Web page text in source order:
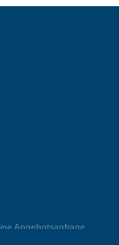
Angebotsanfrage